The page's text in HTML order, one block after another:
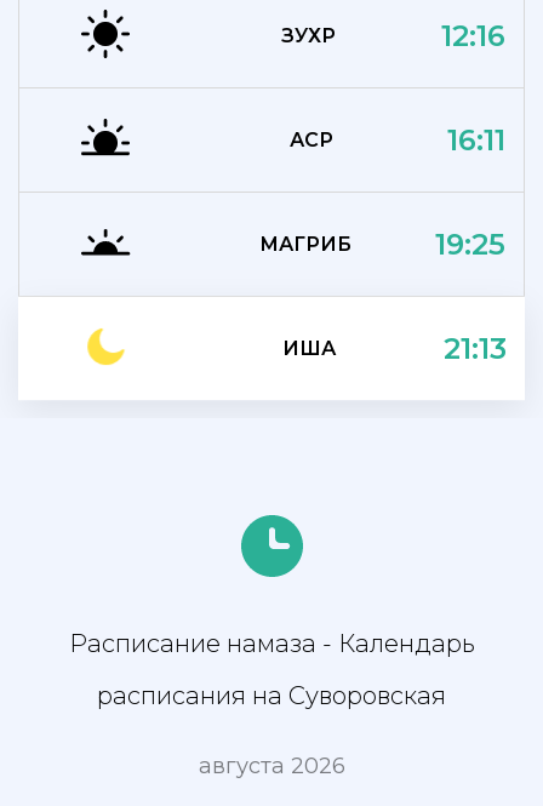
ЗУХР 12:16
АСР 16:11
МАГРИБ 19:25
ИША 21:13
Расписание намаза - Календарь
расписания на Суворовская
августа 2026